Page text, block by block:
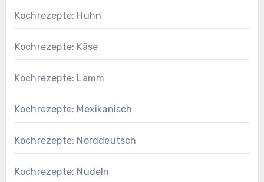
Kochrezepte: Huhn
Kochrezepte: Käse
Kochrezepte: Lamm
Kochrezepte: Mexikanisch
Kochrezepte: Norddeutsch
Kochrezepte: Nudeln